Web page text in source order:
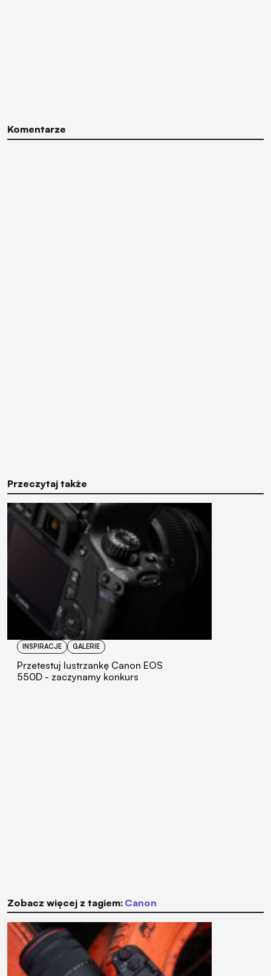
Komentarze
Przeczytaj także
INSPIRACJE GALERIE
Przetestuj lustrzankę Canon EOS
550D - zaczynamy konkurs
Zobacz więcej z tagiem: Canon